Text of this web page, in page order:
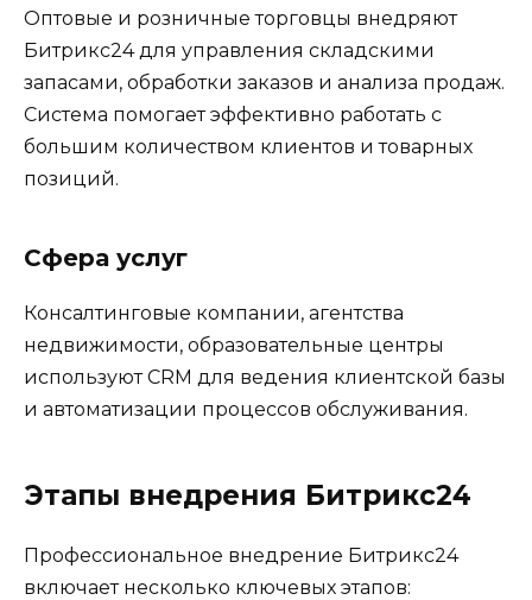
Оптовые и розничные торговцы внедряют
Битрикс24 для управления складскими
запасами, обработки заказов и анализа продаж.
Система помогает эффективно работать с
большим количеством клиентов и товарных
позиций.
Сфера услуг
Консалтинговые компании, агентства
недвижимости, образовательные центры
используют CRM для ведения клиентской базы
и автоматизации процессов обслуживания.
Этапы внедрения Битрикс24
Профессиональное внедрение Битрикс24
включает несколько ключевых этапов: